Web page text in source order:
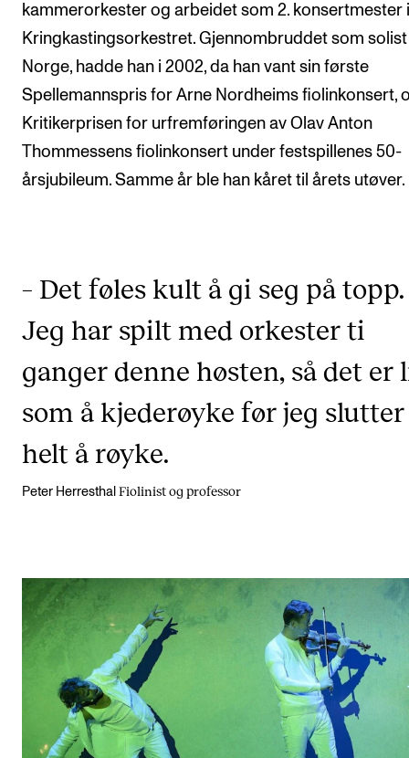
kammerorkester og arbeidet som 2. konsertmester i
Kringkastingsorkestret. Gjennombruddet som solist
Norge, hadde han i 2002, da han vant sin første
Spellemannspris for Arne Nordheims fiolinkonsert,
Kritikerprisen for urfremføringen av Olav Anton
Thommessens fiolinkonsert under festspillenes 50-
årsjubileum. Samme år ble han kåret til årets utøver.
– Det føles kult å gi seg på topp.
Jeg har spilt med orkester ti
ganger denne høsten, så det er
som å kjederøyke før jeg slutter
helt å røyke.
Peter Herresthal Fiolinist og professor